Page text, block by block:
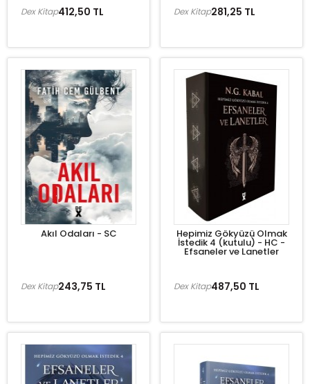
412,50 TL
Dex Kitap 281,25 TL
Dex Kitap
Akıl Odaları - SC
243,75 TL
Dex Kitap
Hepimiz Gökyüzü Olmak
İstedik 4 (kutulu) - HC -
Efsaneler ve Lanetler
487,50 TL
Dex Kitap